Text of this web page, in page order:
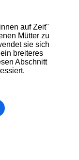
auf Zeit"
Mütter zu
sie sich
breiteres
Abschnitt